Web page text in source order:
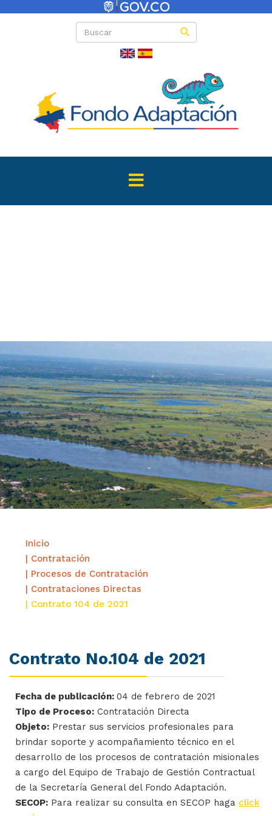
Directas
Inicio
| Contratación
| Procesos de Contratación
| Contrataciones Directas
| Contrato 104 de 2021
Contrato No.104 de 2021
Fecha de publicación: 04 de febrero de 2021
Tipo de Proceso: Contratación Directa
Objeto: Prestar sus servicios profesionales para
brindar soporte y acompañamiento técnico en el
desarrollo de los procesos de contratación misionales
a cargo del Equipo de Trabajo de Gestión Contractual
de la Secretaría General del Fondo Adaptación.
SECOP: Para realizar su consulta en SECOP haga click